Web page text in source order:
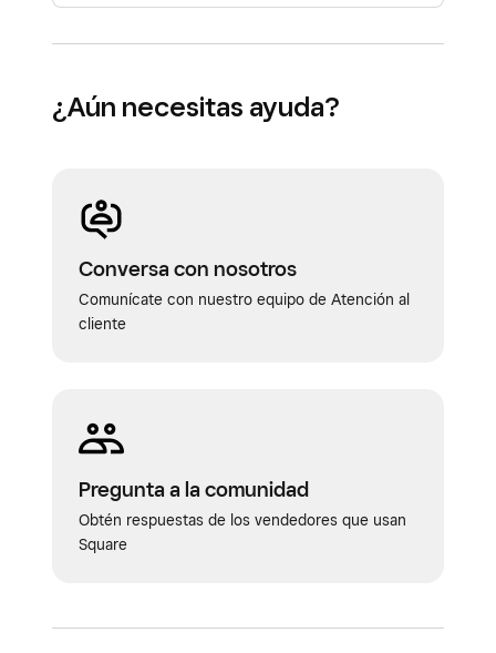
¿Aún necesitas ayuda?
Conversa con nosotros
Comunícate con nuestro equipo de Atención al
cliente
Pregunta a la comunidad
Obtén respuestas de los vendedores que usan
Square